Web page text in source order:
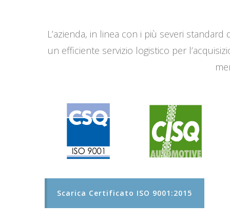
L’azienda, in linea con i più severi
un efficiente servizio logistico per
Scarica Certificato ISO 9001:2015